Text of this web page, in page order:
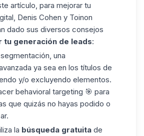
artículo, para mejorar tu
Denis Cohen y Toinon
dado sus diversos consejos
tu generación de leads:
una
ya sea en los títulos de
y/o excluyendo elementos.
behavioral targeting 🎯 para
que quizás no hayas podido o
la búsqueda gratuita de